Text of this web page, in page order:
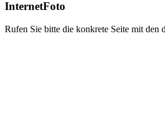
InternetFoto
Rufen Sie bitte die konkrete Seite mit den